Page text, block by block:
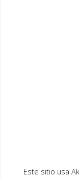
Este sitio usa